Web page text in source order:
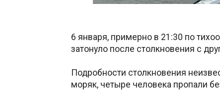
6 января, примерно в 21:30 по
затонуло после столкновения с
Подробности столкновения
моряк, четыре человека пропали